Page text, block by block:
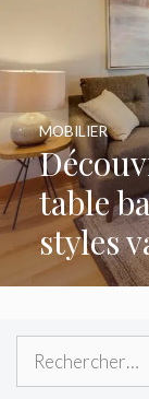
table
styles
MOBILIER
Rechercher :